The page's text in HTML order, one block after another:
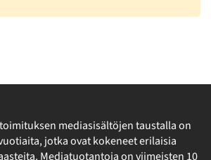
mediasisältöjen taustalla on
jotka ovat kokeneet erilaisia
Mediatuotantoja on viimeisten 10